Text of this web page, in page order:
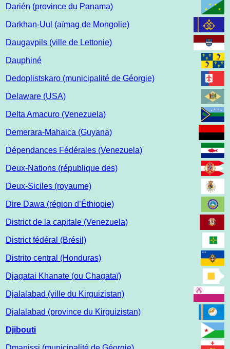
Darién (province du Panama)
Darkhan-Uul (aïmag de Mongolie)
Daugavpils (ville de Lettonie)
Dauphiné
Dedoplistskaro (municipalité de Géorgie)
Delaware (USA)
Delta Amacuro (Venezuela)
Demerara-Mahaica (Guyana)
Dépendances Fédérales (Venezuela)
Deux-Nations (république des)
Deux-Siciles (royaume)
Dire Dawa (région d’Éthiopie)
District de la capitale (Venezuela)
District fédéral (Brésil)
Distrito central (Honduras)
Djagatai Khanate (ou Chagataï)
Djalalabad (ville du Kirguizistan)
Djalalabad (province du Kirguizistan)
Djibouti